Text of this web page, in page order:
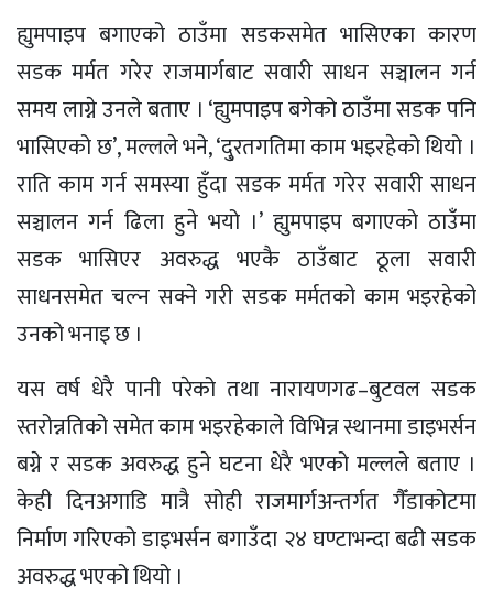
ह्युमपाइप बगाएको ठाउँमा सडकसमेत भासिएका कारण
सडक मर्मत गरेर राजमार्गबाट सवारी साधन सञ्चालन गर्न
समय लाग्ने उनले बताए । ‘ह्युमपाइप बगेको ठाउँमा सडक पनि
भासिएको छ’, मल्लले भने, ‘दु्रतगतिमा काम भइरहेको थियो ।
राति काम गर्न समस्या हुँदा सडक मर्मत गरेर सवारी साधन
सञ्चालन गर्न ढिला हुने भयो ।’ ह्युमपाइप बगाएको ठाउँमा
सडक भासिएर अवरुद्ध भएकै ठाउँबाट ठूला सवारी
साधनसमेत चल्न सक्ने गरी सडक मर्मतको काम भइरहेको
उनको भनाइ छ ।
यस वर्ष धेरै पानी परेको तथा नारायणगढ–बुटवल सडक
स्तरोन्नतिको समेत काम भइरहेकाले विभिन्न स्थानमा डाइभर्सन
बग्ने र सडक अवरुद्ध हुने घटना धेरै भएको मल्लले बताए ।
केही दिनअगाडि मात्रै सोही राजमार्गअन्तर्गत गैँडाकोटमा
निर्माण गरिएको डाइभर्सन बगाउँदा २४ घण्टाभन्दा बढी सडक
अवरुद्ध भएको थियो ।